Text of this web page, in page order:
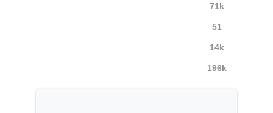
71k
51
14k
196k